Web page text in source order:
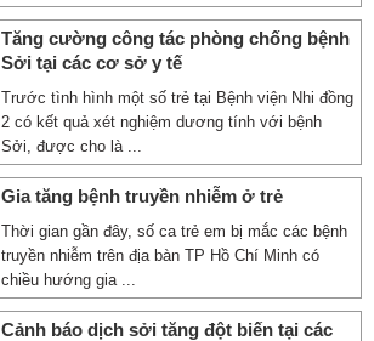
Tăng cường công tác phòng chống bệnh
Sởi tại các cơ sở y tế
Trước tình hình một số trẻ tại Bệnh viện Nhi đồng
2 có kết quả xét nghiệm dương tính với bệnh
Sởi, được cho là ...
Gia tăng bệnh truyền nhiễm ở trẻ
Thời gian gần đây, số ca trẻ em bị mắc các bệnh
truyền nhiễm trên địa bàn TP Hồ Chí Minh có
chiều hướng gia ...
Cảnh báo dịch sởi tăng đột biến tại các